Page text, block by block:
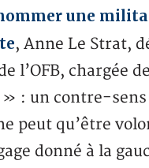
une
, Anne Le Strat,
l’OFB, chargée
» : un contre-sens
peut qu’être
donné à la